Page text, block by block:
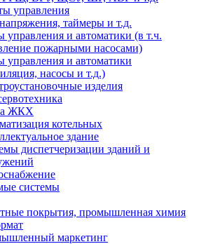
управления
таймеры и т.д.
и автоматики (в т.ч.
пожарными насосами)
и автоматики
насосы и т.д.)
изделия
ЖКХ
котельных
здание
диспетчеризации зданий и
системы
покрытия, промышленная химия
маркетинг